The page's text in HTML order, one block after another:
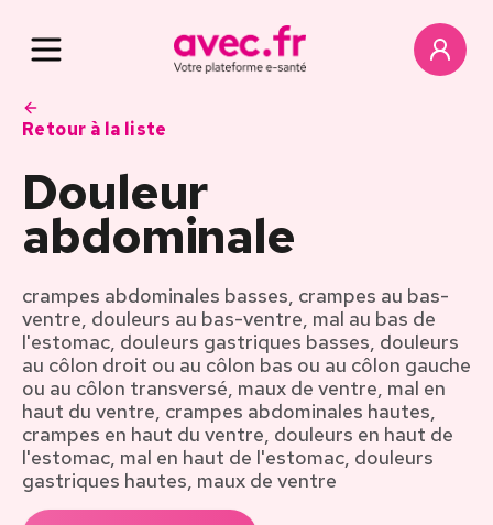
Retour à la liste
crampes abdominales basses, crampes au bas-
ventre, douleurs au bas-ventre, mal au bas de
l'estomac, douleurs gastriques basses, douleurs
au côlon droit ou au côlon bas ou au côlon gauche
ou au côlon transversé, maux de ventre, mal en
haut du ventre, crampes abdominales hautes,
crampes en haut du ventre, douleurs en haut de
l'estomac, mal en haut de l'estomac, douleurs
gastriques hautes, maux de ventre
Douleur
abdominale